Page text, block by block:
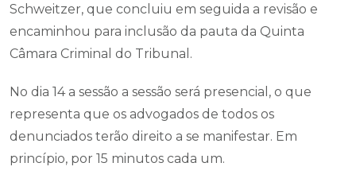
Schweitzer, que concluiu em seguida a revisão e
encaminhou para inclusão da pauta da Quinta
Câmara Criminal do Tribunal.
No dia 14 a sessão a sessão será presencial, o que
representa que os advogados de todos os
denunciados terão direito a se manifestar. Em
princípio, por 15 minutos cada um.